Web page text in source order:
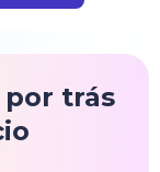
por trás